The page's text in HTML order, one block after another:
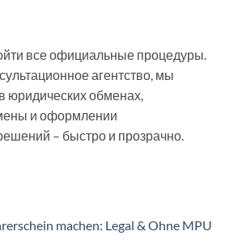
все официальные процедуры.
агентство, мы
обменах,
и оформлении
– быстро и прозрачно.
machen: Legal & Ohne MPU